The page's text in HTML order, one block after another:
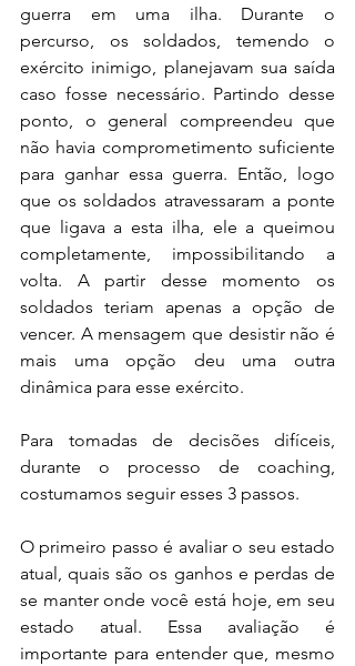
guerra em uma ilha. Durante o
percurso, os soldados, temendo o
exército inimigo, planejavam sua saída
caso fosse necessário. Partindo desse
ponto, o general compreendeu que
não havia comprometimento suficiente
para ganhar essa guerra. Então, logo
que os soldados atravessaram a ponte
que ligava a esta ilha, ele a queimou
completamente, impossibilitando a
volta. A partir desse momento os
soldados teriam apenas a opção de
vencer. A mensagem que desistir não é
mais uma opção deu uma outra
dinâmica para esse exército.
Para tomadas de decisões difíceis,
durante o processo de coaching,
costumamos seguir esses 3 passos.
O primeiro passo é avaliar o seu estado
atual, quais são os ganhos e perdas de
se manter onde você está hoje, em seu
estado atual. Essa avaliação é
importante para entender que, mesmo